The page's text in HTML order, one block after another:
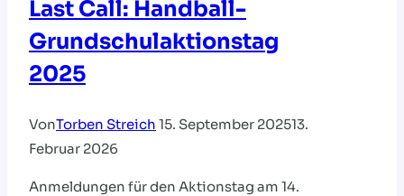
Last Call: Handball-
Grundschulaktionstag
2025
VonTorben Streich 15. September 202513.
Februar 2026
Anmeldungen für den Aktionstag am 14.